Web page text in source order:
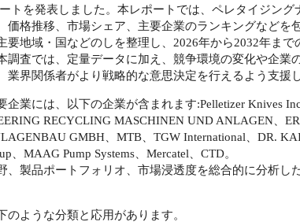
トを発表しました。本レポートでは、ペレタイジング
価格推移、市場シェア、主要企業のランキングなどを
要地域・国などのしを整理し、2026年から2032年まで
調査では、定量データに加え、競争環境の変化や企業
界関係者がより戦略的な意思決定を行えるよう支援
業には、以下の企業が含まれます:Pelletizer Knives Inc
RECYCLING MASCHINEN UND ANLAGEN、
GMBH、MTB、TGW International、DR.
、MAAG Pump Systems、Mercatel、CTD。
、製品ポートフォリオ、市場浸透度を総合的に分析し
ような分類と応用があります。